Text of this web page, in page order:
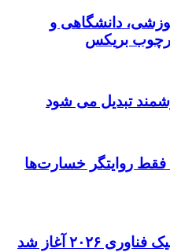
دانشگاهی و
بریکس
تبدیل می شود
روایتگر خسارت‌ها
۲۰۲۶ آغاز شد